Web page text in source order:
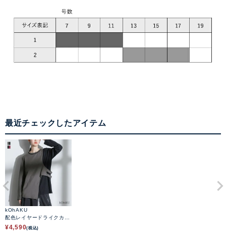
最近チェックしたアイテム
kOhAKU
配色レイヤードライクカッ
トソー
¥4,590(税込)